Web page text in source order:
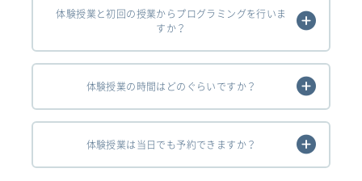
体験授業と初回の授業からプログラミングを行いま
すか？
体験授業の時間はどのぐらいですか？
体験授業は当日でも予約できますか？